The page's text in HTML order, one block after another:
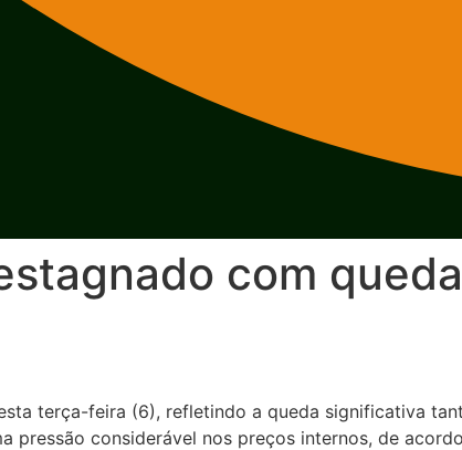
com
terça-feira (6), refletindo a queda significativa
pressão considerável nos preços internos, de